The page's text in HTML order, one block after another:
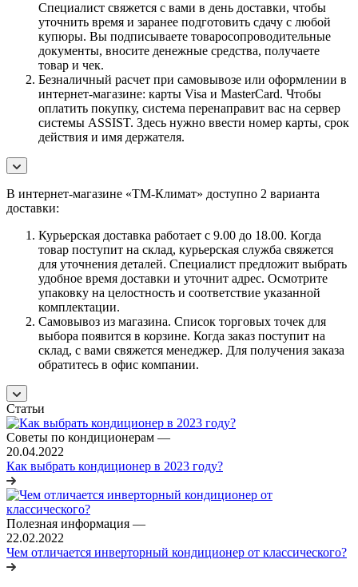
Специалист свяжется с вами в день доставки, чтобы
уточнить время и заранее подготовить сдачу с любой
купюры. Вы подписываете товаросопроводительные
документы, вносите денежные средства, получаете
товар и чек.
Безналичный расчет при самовывозе или оформлении в
интернет-магазине: карты Visa и MasterCard. Чтобы
оплатить покупку, система перенаправит вас на сервер
системы ASSIST. Здесь нужно ввести номер карты, срок
действия и имя держателя.
В интернет-магазине «ТМ-Климат» доступно 2 варианта
доставки:
Курьерская доставка работает с 9.00 до 18.00. Когда
товар поступит на склад, курьерская служба свяжется
для уточнения деталей. Специалист предложит выбрать
удобное время доставки и уточнит адрес. Осмотрите
упаковку на целостность и соответствие указанной
комплектации.
Самовывоз из магазина. Список торговых точек для
выбора появится в корзине. Когда заказ поступит на
склад, с вами свяжется менеджер. Для получения заказа
обратитесь в офис компании.
Статьи
Советы по кондиционерам —
20.04.2022
Как выбрать кондиционер в 2023 году?
Полезная информация —
22.02.2022
Чем отличается инверторный кондиционер от классического?